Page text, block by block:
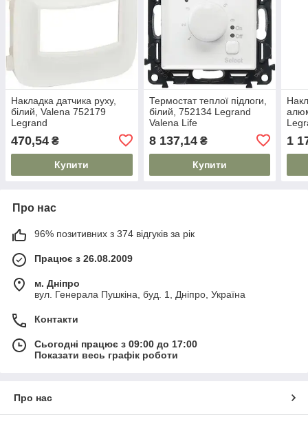
Накладка датчика руху,
білий, Valena 752179
Legrand
470,54 ₴
Купити
Термостат теплої підлоги,
білий, 752134 Legrand
Valena Life
8 137,14₴
Купити
1
Про нас
96% позитивних з 374 відгуків за рік
Працює з 26.08.2009
м. Дніпро
вул. Генерала Пушкіна, буд. 1, Дніпро, Україна
Контакти
Сьогодні працює з 09:00 до 17:00
Показати весь графік роботи
Про нас